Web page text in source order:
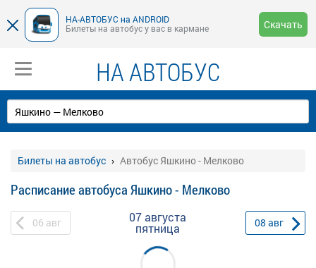
НА-АВТОБУС на ANDROID
Билеты на автобус у вас в кармане
Скачать
НА АВТОБУС
Билеты на автобус Автобус Яшкино - Мелково
Расписание автобуса Яшкино - Мелково
06 авг 07 августа
пятница 08 авг